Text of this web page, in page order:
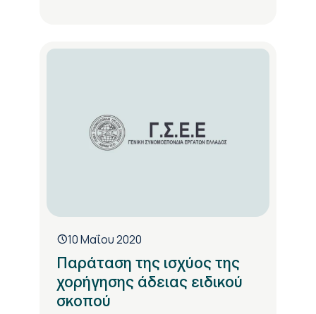
10 Μαΐου 2020
Παράταση της ισχύος της
χορήγησης άδειας ειδικού
σκοπού